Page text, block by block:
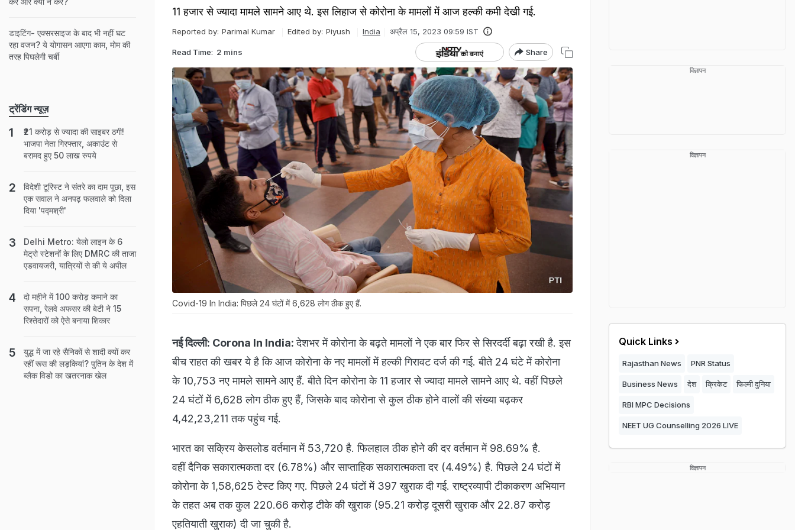
11 हजार से ज्यादा मामले सामने आए थे. इस लिहाज से कोरोना के मामलों में आज हल्की कमी देखी गई.
Reported by: Parimal Kumar Edited by: Piyush India अप्रैल 15, 2023 09:59 IST
Read Time: 2 mins Share
Covid-19 In India: पिछले 24 घंटों में 6,628 लोग ठीक हुए हैं.
नई दिल्ली: Corona In India:देशभर में कोरोना के बढ़ते मामलों ने एक बार फिर से सिरदर्दी बढ़ा रखी है. इस
बीच राहत की खबर ये है कि आज कोरोना के नए मामलों में हल्की गिरावट दर्ज की गई. बीते 24 घंटे में कोरोना
के 10,753 नए मामले सामने आए हैं. बीते दिन कोरोना के 11 हजार से ज्यादा मामले सामने आए थे. वहीं पिछले
24 घंटों में 6,628 लोग ठीक हुए हैं, जिसके बाद कोरोना से कुल ठीक होने वालों की संख्या बढ़कर
4,42,23,211 तक पहुंच गई.
भारत का सक्रिय केसलोड वर्तमान में 53,720 है. फिलहाल ठीक होने की दर वर्तमान में 98.69% है.
वहीं दैनिक सकारात्मकता दर (6.78%) और साप्ताहिक सकारात्मकता दर (4.49%) है. पिछले 24 घंटों में
कोरोना के 1,58,625 टेस्ट किए गए. पिछले 24 घंटों में 397 खुराक दी गई. राष्ट्रव्यापी टीकाकरण अभियान
के तहत अब तक कुल 220.66 करोड़ टीके की खुराक (95.21 करोड़ दूसरी खुराक और 22.87 करोड़
एहतियाती खुराक) दी जा चुकी है.
डाइटिंग- एक्सरसाइज के बाद भी नहीं घट
रहा वजन? ये योगासन आएगा काम, मोम की
तरह पिघलेगी चर्बी
ट्रेंडिंग न्यूज़
₹21 करोड़ से ज्यादा की साइबर ठगी!
भाजपा नेता गिरफ्तार, अकाउंट से
बरामद हुए 50 लाख रुपये
विदेशी टूरिस्ट ने संतरे का दाम पूछा, इस
एक सवाल ने अनपढ़ फलवाले को दिला
दिया 'पद्मश्री'
Delhi Metro: येलो लाइन के 6
मेट्रो स्‍टेशनों के लिए DMRC की ताजा
एडवायजरी, यात्रियों से की ये अपील
दो महीने में 100 करोड़ कमाने का
सपना, रेलवे अफसर की बेटी ने 15
रिश्तेदारों को ऐसे बनाया शिकार
युद्ध में जा रहे सैनिकों से शादी क्यों कर
रहीं रूस की लड़कियां? पुतिन के देश में
ब्लैक विडो का खतरनाक खेल
विज्ञापन
विज्ञापन
Quick Links
Rajasthan News PNR Status
Business News देश क्रिकेट फिल्मी दुनिया
RBI MPC Decisions
NEET UG Counselling 2026 LIVE
विज्ञापन